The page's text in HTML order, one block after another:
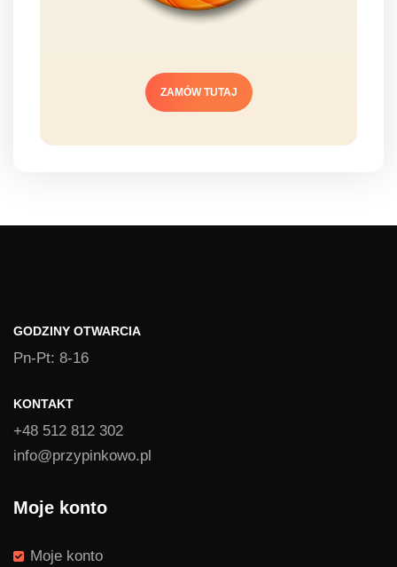
ZAMÓW TUTAJ
GODZINY OTWARCIA
Pn-Pt: 8-16
KONTAKT
+48 512 812 302
info@przypinkowo.pl
Moje konto
Moje konto